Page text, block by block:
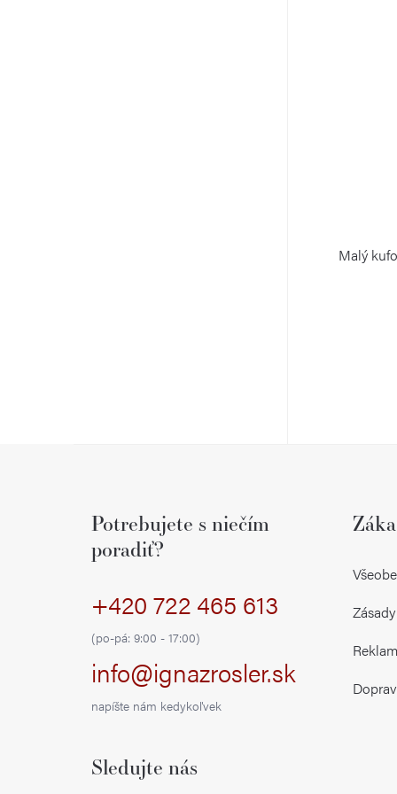
Malý
Potrebujete s niečím
poradiť?
+420 722 465 613
(po-pá: 9:00 - 17:00)
info@ignazrosler.sk
napíšte nám kedykoľvek
Sledujte nás